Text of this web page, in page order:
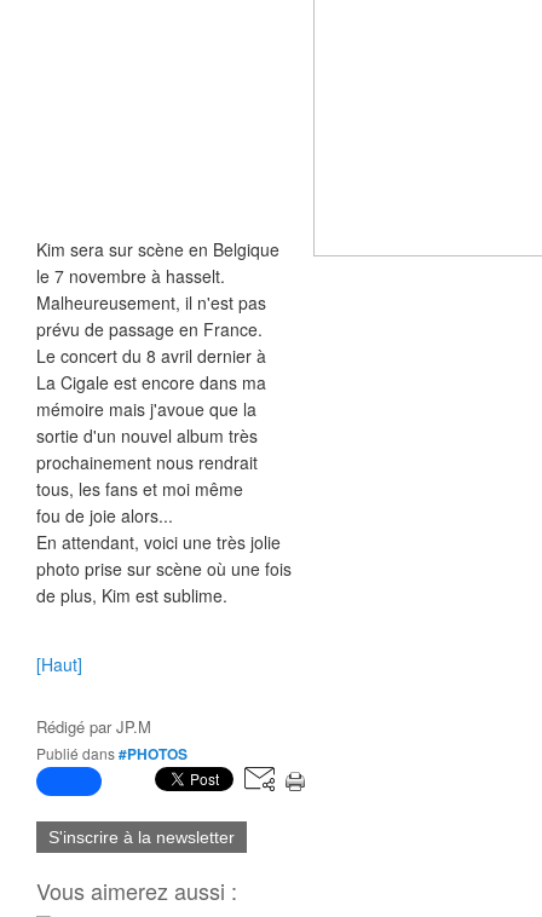
Kim sera sur scène en Belgique
le 7 novembre à hasselt.
Malheureusement, il n'est pas
prévu de passage en France.
Le concert du 8 avril dernier à
La Cigale est encore dans ma
mémoire mais j'avoue que la
sortie d'un nouvel album très
prochainement nous rendrait
tous, les fans et moi même
fou de joie alors...
En attendant, voici une très jolie
photo prise sur scène où une fois
de plus, Kim est sublime.
[Haut]
Rédigé parJP.M
Publié dans#PHOTOS
S'inscrire à la newsletter
Vous aimerez aussi :